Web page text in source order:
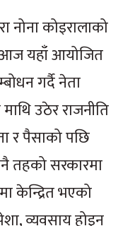
नोना कोइरालाको
यहाँ आयोजित
गर्दै नेता
उठेर राजनीति
र पैसाको पछि
तहको सरकारमा
केन्द्रित भएको
व्यवसाय होइन